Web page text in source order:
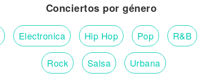
Conciertos por género
Electronica Hip Hop Pop R&B
Rock Salsa Urbana